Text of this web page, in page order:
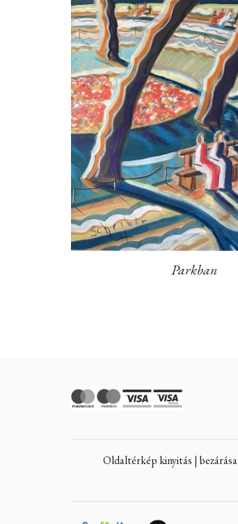
Parkban
Oldaltérkép kinyitás | bezárása